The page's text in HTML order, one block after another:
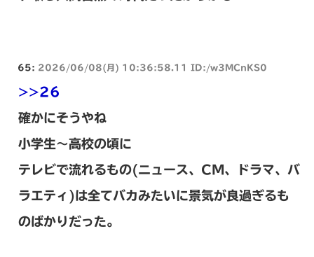
65: 2026/06/08(月) 10:36:58.11 ID:/w3MCnKS0
>>26
確かにそうやね
小学生～高校の頃に
テレビで流れるもの(ニュース、CM、ドラマ、バ
ラエティ)は全てバカみたいに景気が良過ぎるも
のばかりだった。